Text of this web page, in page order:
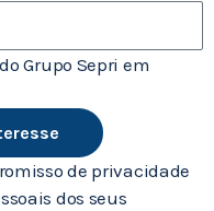
Grupo Sepri em
de privacidade
dos seus